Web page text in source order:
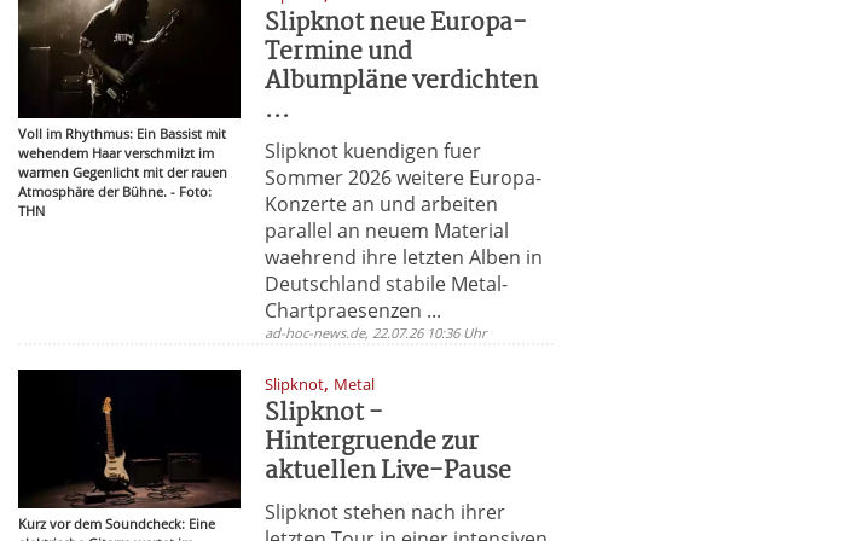
Voll im Rhythmus: Ein Bassist mit
wehendem Haar verschmilzt im
warmen Gegenlicht mit der rauen
Atmosphäre der Bühne. - Foto:
THN
Slipknot neue Europa-
Termine und
Albumpläne verdichten
...
Slipknot kuendigen fuer
Sommer 2026 weitere Europa-
Konzerte an und arbeiten
parallel an neuem Material
waehrend ihre letzten Alben in
Deutschland stabile Metal-
Chartpraesenzen ...
ad-hoc-news.de, 22.07.26 10:36 Uhr
Kurz vor dem Soundcheck: Eine
Slipknot, Metal
Slipknot -
Hintergruende zur
aktuellen Live-Pause
Slipknot stehen nach ihrer